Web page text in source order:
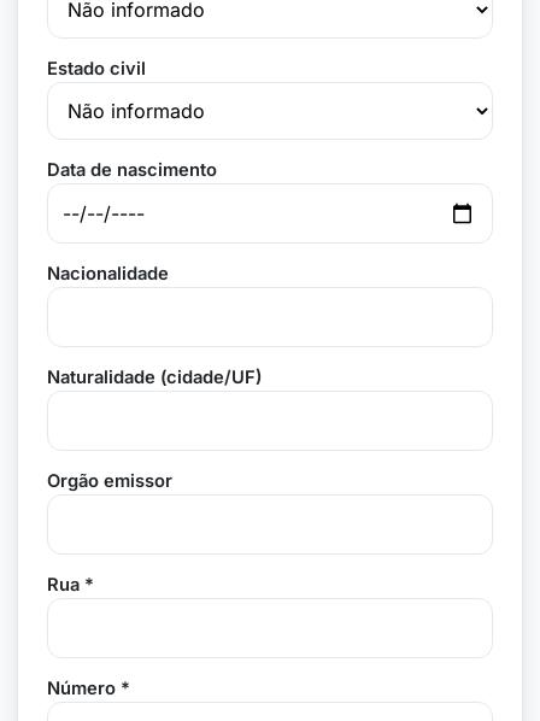
Estado civil
Data de nascimento
Nacionalidade
Naturalidade (cidade/UF)
Orgão emissor
Rua *
Número *